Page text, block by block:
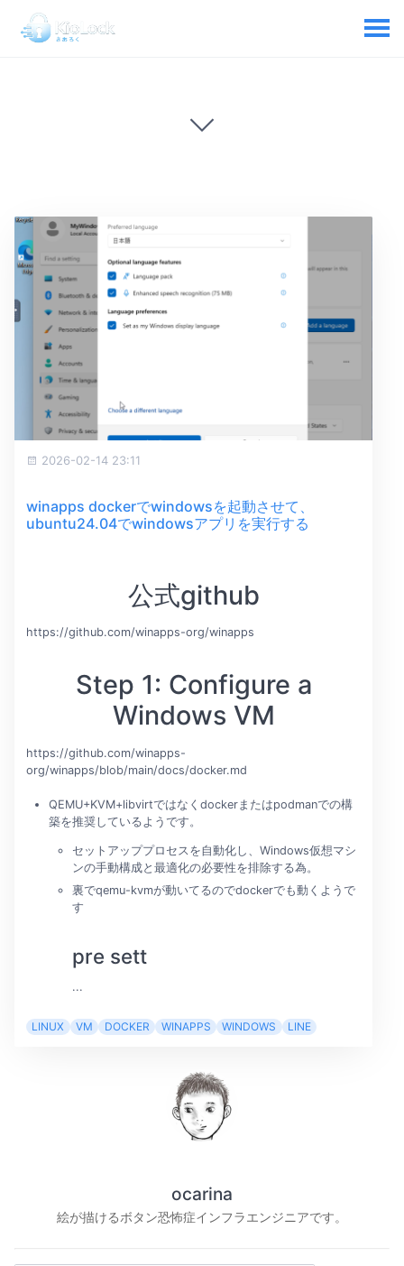
2026-02-14 23:11
winapps dockerでwindowsを起動させて、
ubuntu24.04でwindowsアプリを実行する
公式github
https://github.com/winapps-org/winapps
Step 1: Configure a
Windows VM
https://github.com/winapps-
org/winapps/blob/main/docs/docker.md
QEMU+KVM+libvirtではなくdockerまたはpodmanでの構
築を推奨しているようです。
セットアッププロセスを自動化し、Windows仮想マシ
ンの手動構成と最適化の必要性を排除する為。
裏でqemu-kvmが動いてるのでdockerでも動くようで
す
pre sett
...
LINUX VM DOCKER WINAPPS WINDOWS LINE
ocarina
絵が描けるボタン恐怖症インフラエンジニアです。